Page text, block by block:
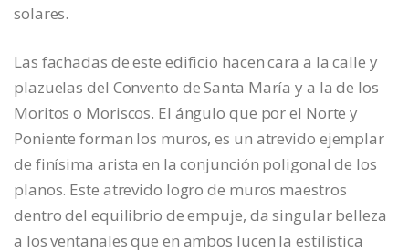
solares.
Las fachadas de este edificio hacen cara a la calle y
plazuelas del Convento de Santa María y a la de los
Moritos o Moriscos. El ángulo que por el Norte y
Poniente forman los muros, es un atrevido ejemplar
de finísima arista en la conjunción poligonal de los
planos. Este atrevido logro de muros maestros
dentro del equilibrio de empuje, da singular belleza
a los ventanales que en ambos lucen la estilística